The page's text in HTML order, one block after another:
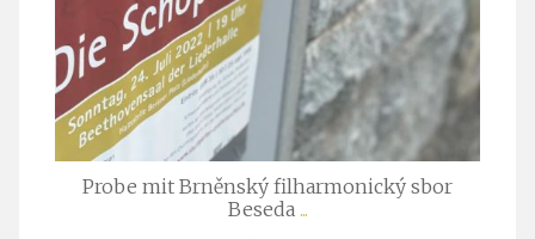
Probe mit Brněnský filharmonický sbor
Beseda ...